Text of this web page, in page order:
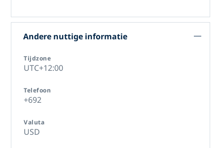
Andere nuttige informatie
Tijdzone
UTC+12:00
Telefoon
+692
Valuta
USD